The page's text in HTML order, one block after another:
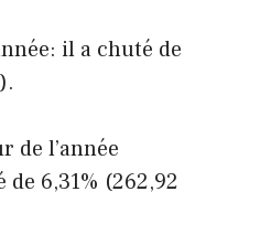
il a chuté de
de l’année
6,31% (262,92